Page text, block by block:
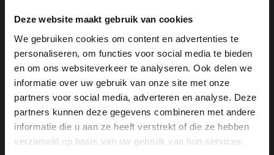
Deze website maakt gebruik van cookies
We gebruiken cookies om content en advertenties te
personaliseren, om functies voor social media te bieden
en om ons websiteverkeer te analyseren. Ook delen we
informatie over uw gebruik van onze site met onze
partners voor social media, adverteren en analyse. Deze
partners kunnen deze gegevens combineren met andere
informatie die u aan ze heeft verstrekt of die ze hebben
verzameld op basis van uw gebruik van hun services.
Merken Keramiek Terrastegels
Merken Glasmozaïek
This Cookie Banner was deleted and is no
longer working. Please contact the website
administrator.
Deze website gebruikt cookies om de
gebruikerservaring te verbeteren. Door
gebruik te maken van onze website geeft u
toestemming voor alle cookies in
overeenstemming met ons cookiebeleid.Lees
verder
ALLES ACCEPTEREN